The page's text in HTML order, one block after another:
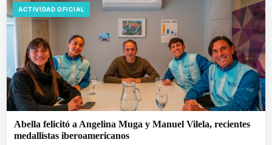
ACTIVIDAD OFICIAL
Abella felicitó a Angelina Muga y Manuel Vilela, recientes
medallistas iberoamericanos